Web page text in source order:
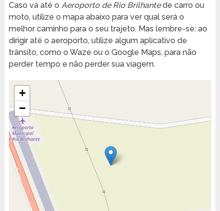
Caso vá até o Aeroporto de Rio Brilhantede carro ou
moto, utilize o mapa abaixo para ver qual será o
melhor caminho para o seu trajeto. Mas lembre-se: ao
dirigir até o aeroporto, utilize algum aplicativo de
trânsito, como o Waze ou o Google Maps, para não
perder tempo e não perder sua viagem.
+
−